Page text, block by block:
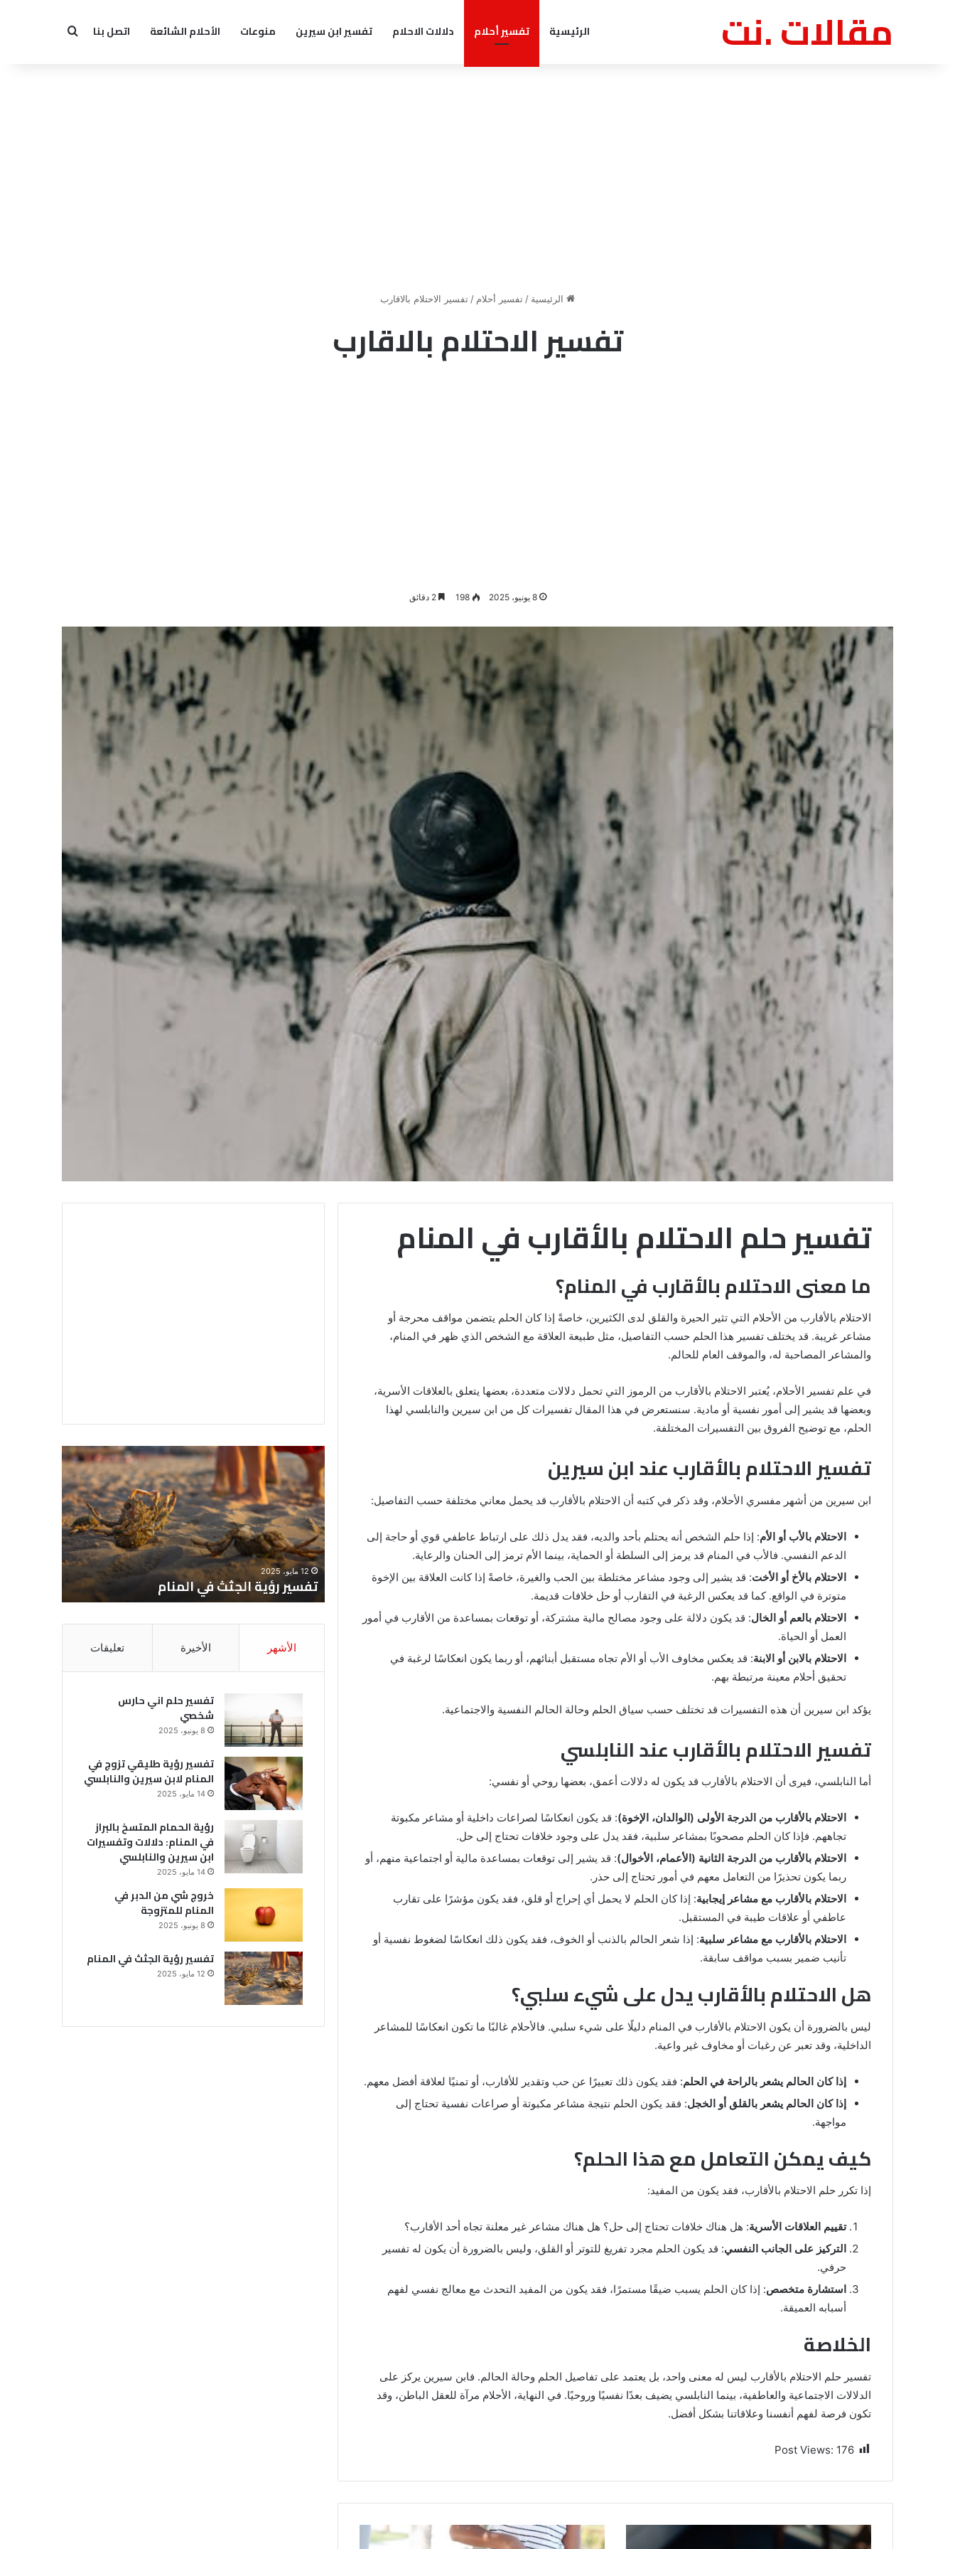
مقالات .نت الرئيسية تفسير أحلام دلالات الاحلام تفسير ابن سيرين منوعات الأحلام الشائعة اتصل بنا بحث عن
الرئيسية / تفسير أحلام / تفسير الاحتلام بالاقارب
تفسير الاحتلام بالاقارب
8 يونيو، 2025 198 2 دقائق
تفسير حلم الاحتلام بالأقارب في المنام
ما معنى الاحتلام بالأقارب في المنام؟
الاحتلام بالأقارب من الأحلام التي تثير الحيرة والقلق لدى الكثيرين، خاصةً إذا كان الحلم يتضمن مواقف محرجة أو
مشاعر غريبة. قد يختلف تفسير هذا الحلم حسب التفاصيل، مثل طبيعة العلاقة مع الشخص الذي ظهر في المنام،
والمشاعر المصاحبة له، والموقف العام للحالم.
في علم تفسير الأحلام، يُعتبر الاحتلام بالأقارب من الرموز التي تحمل دلالات متعددة، بعضها يتعلق بالعلاقات الأسرية،
وبعضها قد يشير إلى أمور نفسية أو مادية. سنستعرض في هذا المقال تفسيرات كل من ابن سيرين والنابلسي لهذا
الحلم، مع توضيح الفروق بين التفسيرات المختلفة.
تفسير الاحتلام بالأقارب عند ابن سيرين
ابن سيرين من أشهر مفسري الأحلام، وقد ذكر في كتبه أن الاحتلام بالأقارب قد يحمل معاني مختلفة حسب التفاصيل:
الاحتلام بالأب أو الأم: إذا حلم الشخص أنه يحتلم بأحد والديه، فقد يدل ذلك على ارتباط عاطفي قوي أو حاجة إلى
الدعم النفسي. فالأب في المنام قد يرمز إلى السلطة أو الحماية، بينما الأم ترمز إلى الحنان والرعاية.
الاحتلام بالأخ أو الأخت: قد يشير إلى وجود مشاعر مختلطة بين الحب والغيرة، خاصةً إذا كانت العلاقة بين الإخوة
متوترة في الواقع. كما قد يعكس الرغبة في التقارب أو حل خلافات قديمة.
الاحتلام بالعم أو الخال: قد يكون دلالة على وجود مصالح مالية مشتركة، أو توقعات بمساعدة من الأقارب في أمور
العمل أو الحياة.
الاحتلام بالابن أو الابنة: قد يعكس مخاوف الأب أو الأم تجاه مستقبل أبنائهم، أو ربما يكون انعكاسًا لرغبة في
تحقيق أحلام معينة مرتبطة بهم.
يؤكد ابن سيرين أن هذه التفسيرات قد تختلف حسب سياق الحلم وحالة الحالم النفسية والاجتماعية.
تفسير الاحتلام بالأقارب عند النابلسي
أما النابلسي، فيرى أن الاحتلام بالأقارب قد يكون له دلالات أعمق، بعضها روحي أو نفسي:
الاحتلام بالأقارب من الدرجة الأولى (الوالدان، الإخوة): قد يكون انعكاسًا لصراعات داخلية أو مشاعر مكبوتة
تجاههم. فإذا كان الحلم مصحوبًا بمشاعر سلبية، فقد يدل على وجود خلافات تحتاج إلى حل.
الاحتلام بالأقارب من الدرجة الثانية (الأعمام، الأخوال): قد يشير إلى توقعات بمساعدة مالية أو اجتماعية منهم، أو
ربما يكون تحذيرًا من التعامل معهم في أمور تحتاج إلى حذر.
الاحتلام بالأقارب مع مشاعر إيجابية: إذا كان الحلم لا يحمل أي إحراج أو قلق، فقد يكون مؤشرًا على تقارب
عاطفي أو علاقات طيبة في المستقبل.
الاحتلام بالأقارب مع مشاعر سلبية: إذا شعر الحالم بالذنب أو الخوف، فقد يكون ذلك انعكاسًا لضغوط نفسية أو
تأنيب ضمير بسبب مواقف سابقة.
هل الاحتلام بالأقارب يدل على شيء سلبي؟
ليس بالضرورة أن يكون الاحتلام بالأقارب في المنام دليلًا على شيء سلبي. فالأحلام غالبًا ما تكون انعكاسًا للمشاعر
الداخلية، وقد تعبر عن رغبات أو مخاوف غير واعية.
إذا كان الحالم يشعر بالراحة في الحلم: فقد يكون ذلك تعبيرًا عن حب وتقدير للأقارب، أو تمنيًا لعلاقة أفضل معهم.
إذا كان الحالم يشعر بالقلق أو الخجل: فقد يكون الحلم نتيجة مشاعر مكبوتة أو صراعات نفسية تحتاج إلى
مواجهة.
كيف يمكن التعامل مع هذا الحلم؟
إذا تكرر حلم الاحتلام بالأقارب، فقد يكون من المفيد:
تقييم العلاقات الأسرية: هل هناك خلافات تحتاج إلى حل؟ هل هناك مشاعر غير معلنة تجاه أحد الأقارب؟
التركيز على الجانب النفسي: قد يكون الحلم مجرد تفريغ للتوتر أو القلق، وليس بالضرورة أن يكون له تفسير
حرفي.
استشارة متخصص: إذا كان الحلم يسبب ضيقًا مستمرًا، فقد يكون من المفيد التحدث مع معالج نفسي لفهم
أسبابه العميقة.
الخلاصة
تفسير حلم الاحتلام بالأقارب ليس له معنى واحد، بل يعتمد على تفاصيل الحلم وحالة الحالم. فابن سيرين يركز على
الدلالات الاجتماعية والعاطفية، بينما النابلسي يضيف بعدًا نفسيًا وروحيًا. في النهاية، الأحلام مرآة للعقل الباطن، وقد
تكون فرصة لفهم أنفسنا وعلاقاتنا بشكل أفضل.
Post Views: 176
الحمام
المتسخ
دلالات
وتفسيرات
ابن
والنابلسي
14 مايو، 2025
رؤية الحمام المتسخ بالبراز في المنام:
دلالات وتفسيرات ابن سيرين والنابلسي
شي
من
الدبر
للمتزوجة
خروج شي من الدبر في المنام للمتزوجة
تفسير
رؤية
الجثث
في
المنام
12 مايو، 2025
تفسير رؤية الجثث في المنام
تفسير
اني
حارس
شخصي
الأشهر الأخيرة تعليقات
تفسير حلم اني حارس
شخصي
8 يونيو، 2025
تفسير رؤية طليقي تزوج في
المنام لابن سيرين والنابلسي
14 مايو، 2025
رؤية الحمام المتسخ بالبراز
في المنام: دلالات وتفسيرات
ابن سيرين والنابلسي
14 مايو، 2025
خروج شي من الدبر في
المنام للمتزوجة
8 يونيو، 2025
تفسير رؤية الجثث في المنام
12 مايو، 2025